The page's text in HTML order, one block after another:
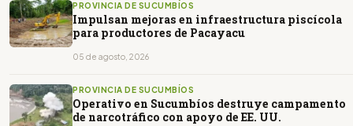
PROVINCIA DE SUCUMBÍOS
Impulsan mejoras en infraestructura piscícola
para productores de Pacayacu
05 de agosto, 2026
PROVINCIA DE SUCUMBÍOS
Operativo en Sucumbíos destruye campamento
de narcotráfico con apoyo de EE. UU.